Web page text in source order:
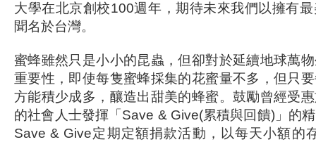
大學在北京創校100週年，期待未來我們以擁有
聞名於台灣。
蜜蜂雖然只是小小的昆蟲，但卻對於延續地球萬
重要性，即使每隻蜜蜂採集的花蜜量不多，但只
方能積少成多，釀造出甜美的蜂蜜。鼓勵曾經受
的社會人士發揮「Save & Give(累積與回饋)」的
Save & Give定期定額捐款活動，以每天小額的